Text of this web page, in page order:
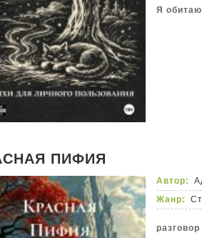
Я
ПИФИЯ
Автор:
Жанр: